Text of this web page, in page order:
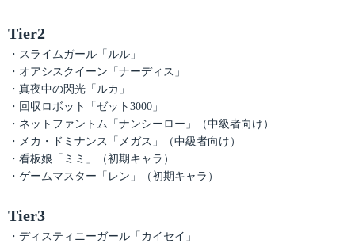
Tier2
・スライムガール「ルル」
・オアシスクイーン「ナーディス」
・真夜中の閃光「ルカ」
・回収ロボット「ゼット3000」
・ネットファントム「ナンシーロー」（中級者向け）
・メカ・ドミナンス「メガス」（中級者向け）
・看板娘「ミミ」（初期キャラ）
・ゲームマスター「レン」（初期キャラ）
Tier3
・ディスティニーガール「カイセイ」